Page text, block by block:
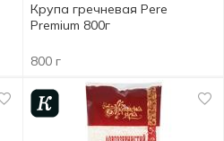
Крупа гречневая Pere
Premium 800г
800 г